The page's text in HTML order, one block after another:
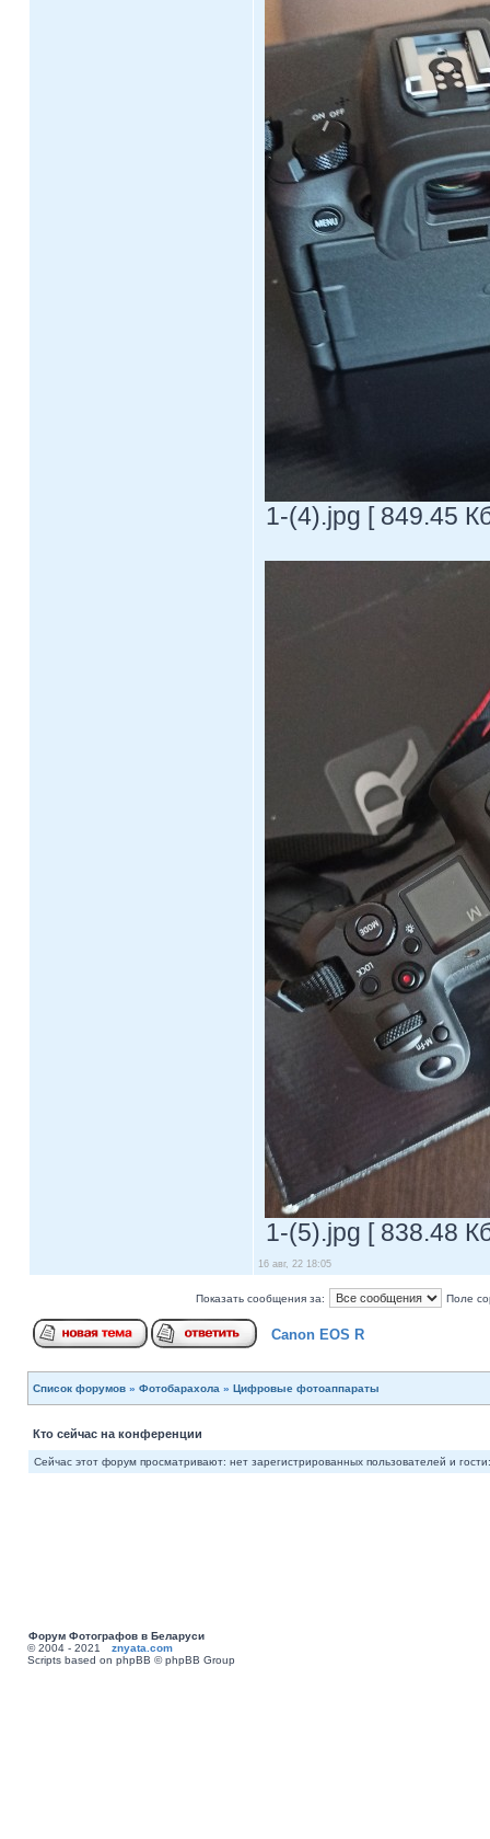
1-(4).jpg [ 849.45
1-(5).jpg [ 838.48
16 авг, 22 18:05
Показать сообщения за: Поле
Canon EOS R
Список форумов » Фотобарахола » Цифровые фотоаппараты
Кто сейчас на конференции
Сейчас этот форум просматривают: нет зарегистрированных пользователей и
Форум Фотографов в Беларуси
© 2004 - 2021 znyata.com
Scripts based on phpBB © phpBB Group